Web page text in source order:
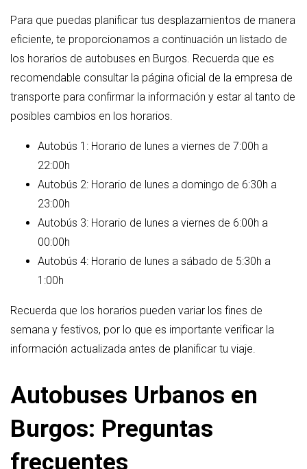
Para que puedas planificar tus desplazamientos de manera
eficiente, te proporcionamos a continuación un listado de
los horarios de autobuses en Burgos. Recuerda que es
recomendable consultar la página oficial de la empresa de
transporte para confirmar la información y estar al tanto de
posibles cambios en los horarios.
Autobús 1: Horario de lunes a viernes de 7:00h a
22:00h
Autobús 2: Horario de lunes a domingo de 6:30h a
23:00h
Autobús 3: Horario de lunes a viernes de 6:00h a
00:00h
Autobús 4: Horario de lunes a sábado de 5:30h a
1:00h
Recuerda que los horarios pueden variar los fines de
semana y festivos, por lo que es importante verificar la
información actualizada antes de planificar tu viaje.
Autobuses Urbanos en
Burgos: Preguntas
frecuentes